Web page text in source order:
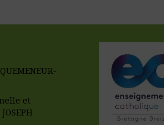
et